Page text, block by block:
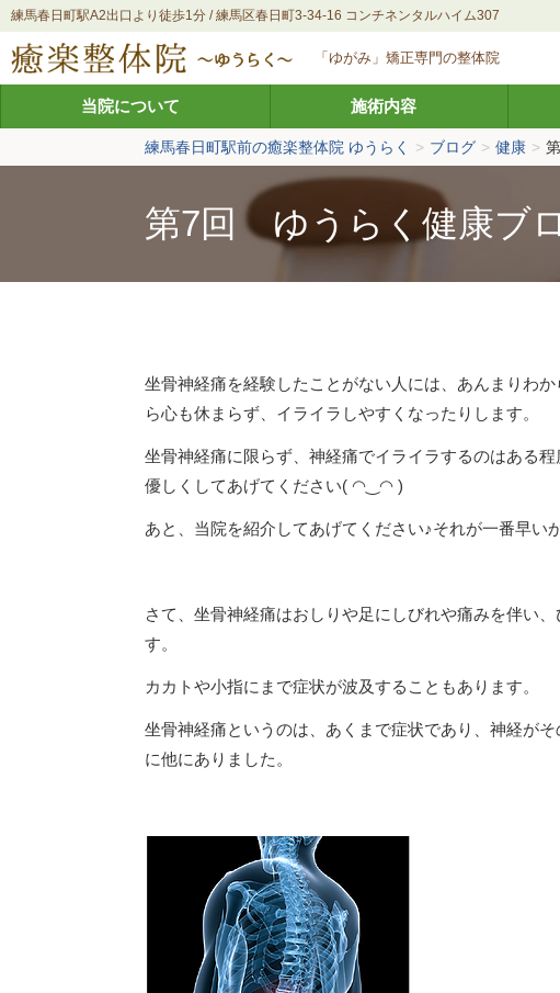
練馬春日町駅A2出口より徒歩1分 / 練馬区春日町3-34-16 コンチネンタルハイム307
「ゆがみ」矯正専門の整体院
当院について 施術内容
練馬春日町駅前の癒楽整体院 ゆうらく > ブログ > 健康 >
第7回 ゆうらく健康ブ
坐骨神経痛を経験したことがない人には、あんまりわ
ら心も休まらず、イライラしやすくなったりします。
坐骨神経痛に限らず、神経痛でイライラするのはある
優しくしてあげてください( ◠‿◠ )
あと、当院を紹介してあげてください♪それが一番早い
さて、坐骨神経痛はおしりや足にしびれや痛みを伴い
す。
カカトや小指にまで症状が波及することもあります。
坐骨神経痛というのは、あくまで症状であり、神経が
に他にありました。